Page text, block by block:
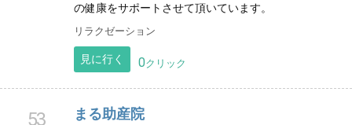
の健康をサポートさせて頂いています。
リラクゼーション
見に行く 0クリック
53 まる助産院